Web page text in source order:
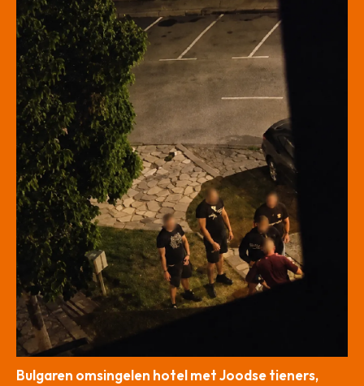
Bulgaren omsingelen hotel met Joodse tieners,